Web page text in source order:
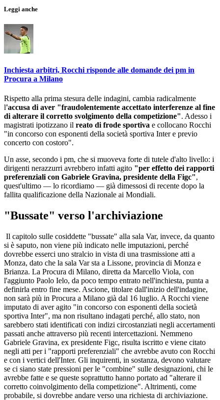
Leggi anche
Inchiesta arbitri, Rocchi risponde alle domande dei pm in
Procura a Milano
Rispetto alla prima stesura delle indagini, cambia radicalmente
l'accusa di aver "fraudolentemente accettato interferenze al fine
di alterare il corretto svolgimento della competizione". Adesso i
magistrati ipotizzano il reato di frode sportiva e collocano Rocchi
"in concorso con esponenti della società sportiva Inter e previo
concerto con costoro".
Un asse, secondo i pm, che si muoveva forte di tutele d'alto livello: i
dirigenti nerazzurri avrebbero infatti agito "per effetto dei rapporti
preferenziali con Gabriele Gravina, presidente della Figc",
quest'ultimo — lo ricordiamo — già dimessosi di recente dopo la
fallita qualificazione della Nazionale ai Mondiali.
"Bussate" verso l'archiviazione
Il capitolo sulle cosiddette "bussate" alla sala Var, invece, da quanto
si è saputo, non viene più indicato nelle imputazioni, perché
dovrebbe esserci uno stralcio in vista di una trasmissione atti a
Monza, dato che la sala Var sta a Lissone, provincia di Monza e
Brianza. La Procura di Milano, diretta da Marcello Viola, con
l'aggiunto Paolo Ielo, da poco tempo entrato nell'inchiesta, punta a
definirla entro fine mese. Ascione, titolare dall'inizio dell'indagine,
non sarà più in Procura a Milano già dal 16 luglio. A Rocchi viene
imputato di aver agito "in concorso con esponenti della società
sportiva Inter", ma non risultano indagati perché, allo stato, non
sarebbero stati identificati con indizi circostanziati negli accertamenti
passati anche attraverso più recenti intercettazioni. Nemmeno
Gabriele Gravina, ex presidente Figc, risulta iscritto e viene citato
negli atti per i "rapporti preferenziali" che avrebbe avuto con Rocchi
e con i vertici dell'Inter. Gli inquirenti, in sostanza, devono valutare
se ci siano state pressioni per le "combine" sulle designazioni, chi le
avrebbe fatte e se queste soprattutto hanno portato ad "alterare il
corretto coinvolgimento della competizione". Altrimenti, come
probabile, si dovrebbe andare verso una richiesta di archiviazione.